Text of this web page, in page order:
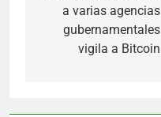
a varias agencias
gubernamentales
vigila a Bitcoin